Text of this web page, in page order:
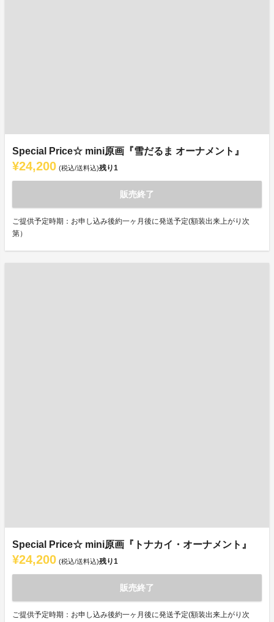
Special Price☆ mini原画『雪だるま オーナメント』
¥24,200 (税込/送料込)残り1
販売終了
ご提供予定時期：お申し込み後約一ヶ月後に発送予定(額装出来上がり次
第）
Special Price☆ mini原画『トナカイ・オーナメント』
¥24,200 (税込/送料込)残り1
販売終了
ご提供予定時期：お申し込み後約一ヶ月後に発送予定(額装出来上がり次